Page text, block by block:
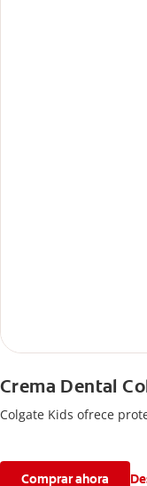
Crema Dental
Colgate Kids ofrece
Comprar ahora